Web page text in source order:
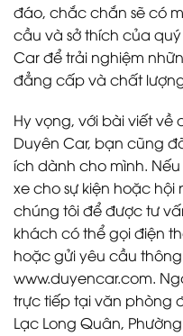
đáo, chắc chắn sẽ có
cầu và sở thích của
Car để trải nghiệm
đẳng cấp và chất
Hy vọng, với bài viết về
Duyên Car, bạn cũng
ích dành cho mình.
xe cho sự kiện hoặc
chúng tôi để được tư
khách có thể gọi điện
hoặc gửi yêu cầu
www.duyencar.com.
trực tiếp tại văn phòng
Lạc Long Quân, Phường